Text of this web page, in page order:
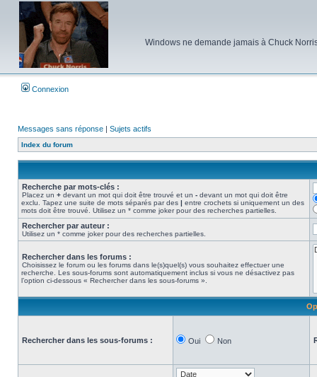
Windows ne demande jamais à Chuck
Connexion
Messages sans réponse | Sujets actifs
Index du forum
Recherche par mots-clés :
Placez un + devant un mot qui doit être trouvé et un - devant un mot qui doit être
exclu. Tapez une suite de mots séparés par des | entre crochets si uniquement un des
mots doit être trouvé. Utilisez un * comme joker pour des recherches partielles.
Rechercher par auteur :
Utilisez un * comme joker pour des recherches partielles.
Rechercher dans les forums :
Choisissez le forum ou les forums dans le(s)quel(s) vous souhaitez effectuer une
recherche. Les sous-forums sont automatiquement inclus si vous ne désactivez pas
l’option ci-dessous « Rechercher dans les sous-forums ».
Rechercher dans les sous-forums : Oui Non